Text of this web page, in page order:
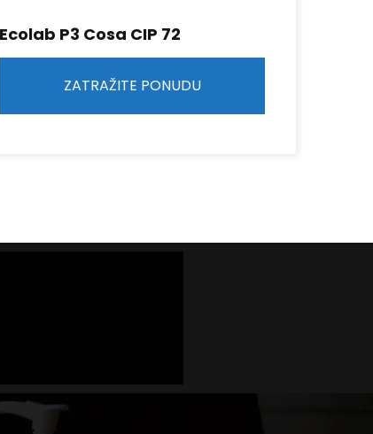
Ecolab P3 Cosa CIP 72
ZATRAŽITE PONUDU